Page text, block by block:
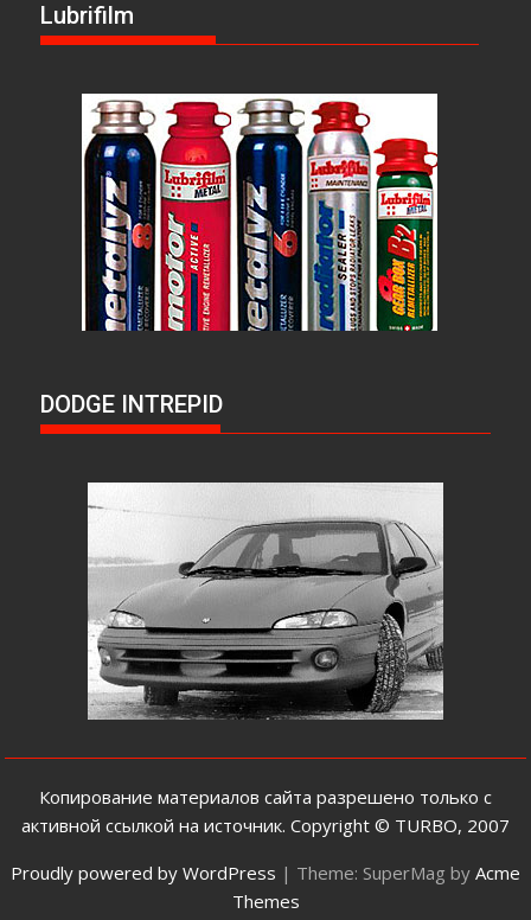
Lubrifilm
DODGE INTREPID
Копирование материалов сайта разрешено только с
активной cсылкой на источник. Copyright © TURBO, 2007
Proudly powered by WordPress | Theme: SuperMag by Acme
Themes